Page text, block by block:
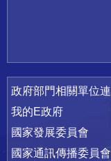
政府部門相關單位
我的E政府
國家發展委員會
國家通訊傳播委員會